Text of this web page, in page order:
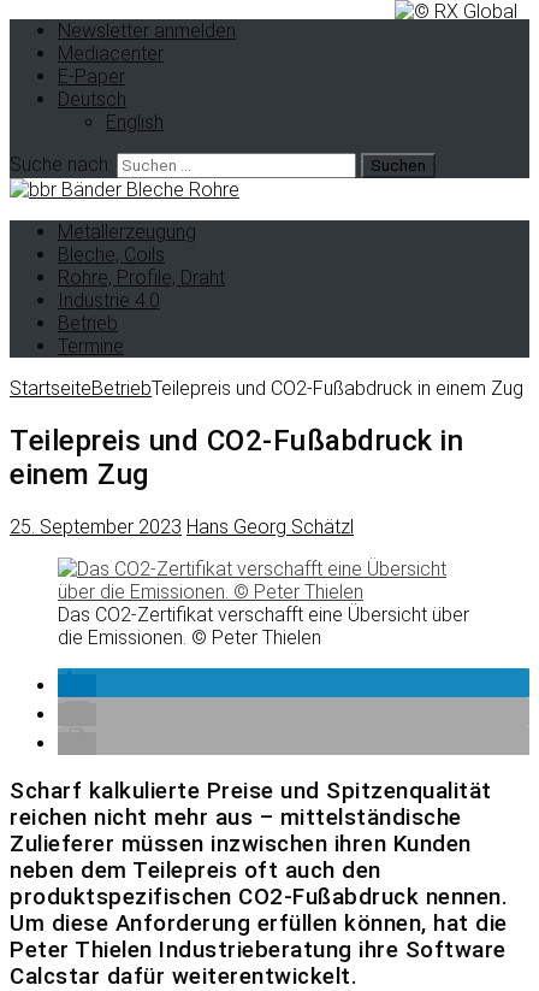
Newsletter anmelden
Mediacenter
E-Paper
Deutsch
English
Suche nach:
Metallerzeugung
Bleche, Coils
Rohre, Profile, Draht
Industrie 4.0
Betrieb
Termine
StartseiteBetriebTeilepreis und CO2-Fußabdruck in einem Zug
Teilepreis und CO2-Fußabdruck in
einem Zug
25. September 2023 Hans Georg Schätzl
Das CO2-Zertifikat verschafft eine Übersicht über
die Emissionen. © Peter Thielen
Scharf kalkulierte Preise und Spitzenqualität
reichen nicht mehr aus – mittelständische
Zulieferer müssen inzwischen ihren Kunden
neben dem Teilepreis oft auch den
produktspezifischen CO2-Fußabdruck nennen.
Um diese Anforderung erfüllen können, hat die
Peter Thielen Industrieberatung ihre Software
Calcstar dafür weiterentwickelt.